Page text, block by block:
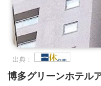
出典：
博多グリーンホテル